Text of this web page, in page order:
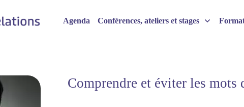
Agenda Conférences, ateliers et stages
Comprendre et éviter les mots